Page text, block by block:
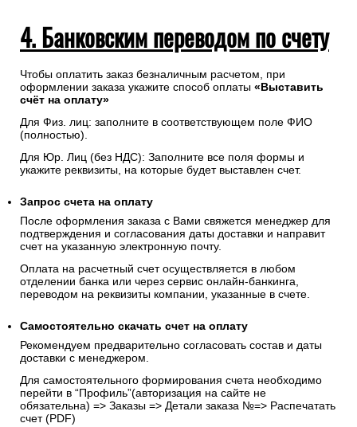
4. Банковским переводом по счету
Чтобы оплатить заказ безналичным расчетом, при
оформлении заказа укажите способ оплаты «Выставить
счёт на оплату»
Для Физ. лиц: заполните в соответствующем поле ФИО
(полностью).
Для Юр. Лиц (без НДС): Заполните все поля формы и
укажите реквизиты, на которые будет выставлен счет.
Запрос счета на оплату
После оформления заказа с Вами свяжется менеджер для
подтверждения и согласования даты доставки и направит
счет на указанную электронную почту.
Оплата на расчетный счет осуществляется в любом
отделении банка или через сервис онлайн-банкинга,
переводом на реквизиты компании, указанные в счете.
Самостоятельно скачать счет на оплату
Рекомендуем предварительно согласовать состав и даты
доставки с менеджером.
Для самостоятельного формирования счета необходимо
перейти в “Профиль”(авторизация на сайте не
обязательна) => Заказы => Детали заказа №=> Распечатать
счет (PDF)